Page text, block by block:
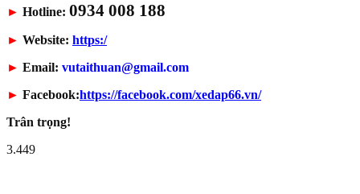
► Hotline: 0934 008 188
► Website: https:/
► Email: vutaithuan@gmail.com
► Facebook:https://facebook.com/xedap66.vn/
Trân trọng!
3.449